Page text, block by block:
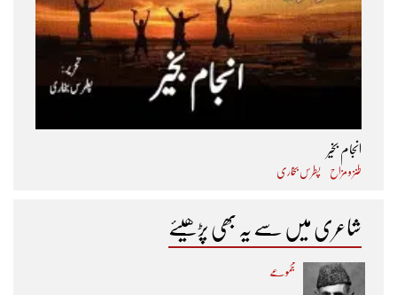
انجام بخیر
طنز و مزاح پطرس بخاری
شاعری میں سے یہ بھی پڑھیئے
مجموعے